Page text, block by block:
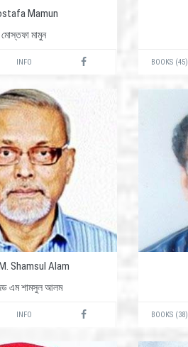
Mamun
মোস্তফা মামুন
INFO BOOKS (45)
Shamsul Alam
এম শামসুল আলম
INFO BOOKS (38)